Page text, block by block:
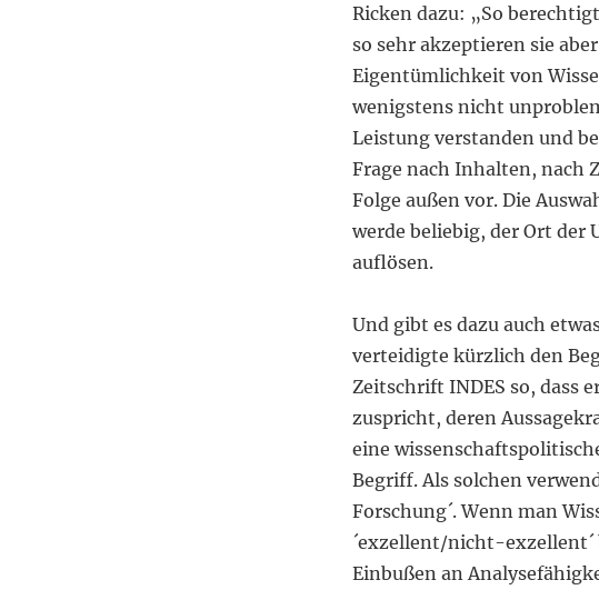
Ricken dazu: „So
so sehr akzeptieren sie
Eigentümlichkeit von
wenigstens nicht
Leistung verstanden und
Frage nach Inhalten, nach
Folge außen vor. Die
werde beliebig, der Ort der
auflösen.
Und gibt es dazu auch
verteidigte kürzlich den
Zeitschrift INDES so, dass
zuspricht, deren
eine
Begriff. Als solchen
Forschung´. Wenn man
´exzellent/nicht-
Einbußen an